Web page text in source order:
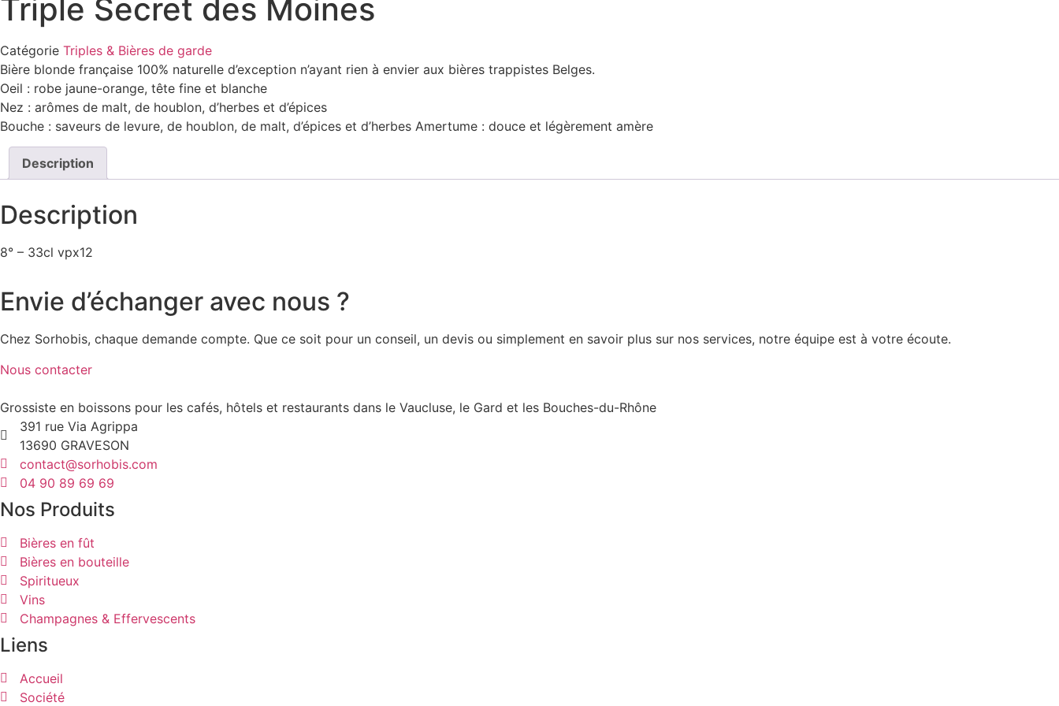
Triple Secret des Moines
Catégorie Triples & Bières de garde
Bière blonde française 100% naturelle d’exception n’ayant rien à envier aux bières trappistes Belges.
Oeil : robe jaune-orange, tête fine et blanche
Nez : arômes de malt, de houblon, d’herbes et d’épices
Bouche : saveurs de levure, de houblon, de malt, d’épices et d’herbes Amertume : douce et légèrement amère
Description
Description
8° – 33cl vpx12
Envie d’échanger avec nous ?
Chez Sorhobis, chaque demande compte. Que ce soit pour un conseil, un devis ou simplement en savoir plus sur nos services, notre équipe est à votre écoute.
Nous contacter
Grossiste en boissons pour les cafés, hôtels et restaurants dans le Vaucluse, le Gard et les Bouches-du-Rhône
391 rue Via Agrippa
13690 GRAVESON
contact@sorhobis.com
04 90 89 69 69
Nos Produits
Bières en fût
Bières en bouteille
Spiritueux
Vins
Champagnes & Effervescents
Liens
Accueil
Société